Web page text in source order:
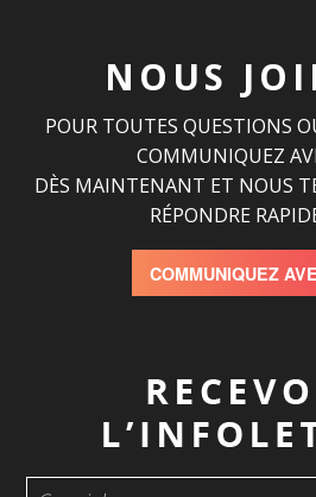
NOUS
POUR TOUTES QUESTIONS
COMMUNIQUEZ
DÈS MAINTENANT ET NOUS
RÉPONDRE
COMMUNIQUEZ